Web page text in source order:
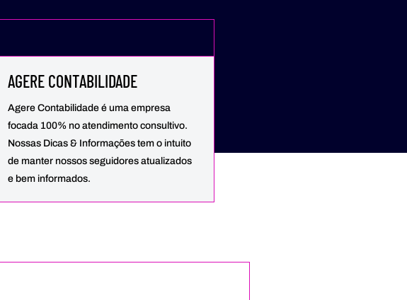
AGERE CONTABILIDADE
Agere Contabilidade é uma empresa
focada 100% no atendimento consultivo.
Nossas Dicas & Informações tem o intuito
de manter nossos seguidores atualizados
e bem informados.